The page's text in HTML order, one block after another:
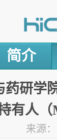
简介
药研学
有人
来源：